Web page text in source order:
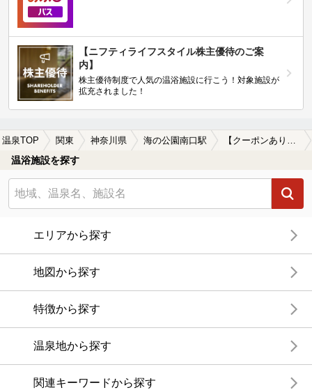
【ニフティライフスタイル株主優待のご案
内】
株主優待制度で人気の温浴施設に行こう！対象施設が
拡充されました！
温泉TOP 関東 神奈川県 海の公園南口駅 【クーポンあり】水風呂が楽しめる海の公園南口駅近くの温泉、日帰り温泉、スーパー銭湯おすすめ
温浴施設を探す
エリアから探す
地図から探す
特徴から探す
温泉地から探す
関連キーワードから探す